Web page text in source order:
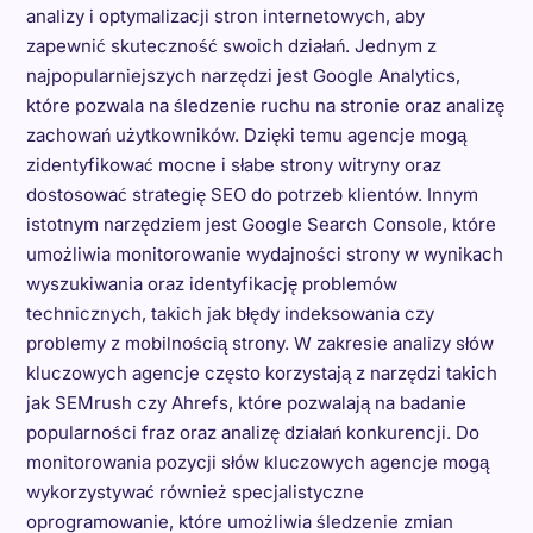
analizy i optymalizacji stron internetowych, aby
zapewnić skuteczność swoich działań. Jednym z
najpopularniejszych narzędzi jest Google Analytics,
które pozwala na śledzenie ruchu na stronie oraz analizę
zachowań użytkowników. Dzięki temu agencje mogą
zidentyfikować mocne i słabe strony witryny oraz
dostosować strategię SEO do potrzeb klientów. Innym
istotnym narzędziem jest Google Search Console, które
umożliwia monitorowanie wydajności strony w wynikach
wyszukiwania oraz identyfikację problemów
technicznych, takich jak błędy indeksowania czy
problemy z mobilnością strony. W zakresie analizy słów
kluczowych agencje często korzystają z narzędzi takich
jak SEMrush czy Ahrefs, które pozwalają na badanie
popularności fraz oraz analizę działań konkurencji. Do
monitorowania pozycji słów kluczowych agencje mogą
wykorzystywać również specjalistyczne
oprogramowanie, które umożliwia śledzenie zmian